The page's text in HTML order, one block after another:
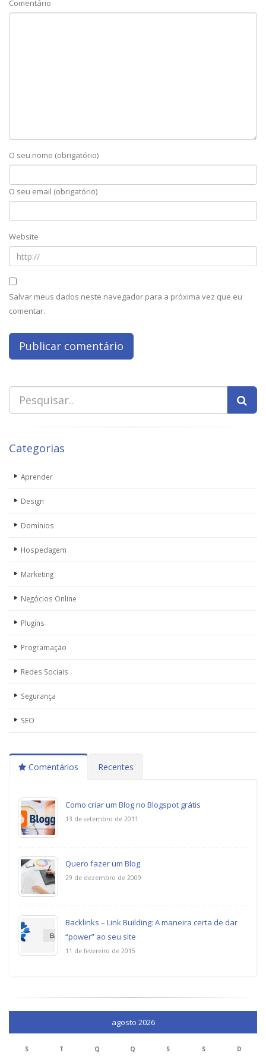
Comentário
O seu nome (obrigatório)
O seu email (obrigatório)
Website
Salvar meus dados neste navegador para a próxima vez que eu
comentar.
Categorias
Aprender
Design
Domínios
Hospedagem
Marketing
Negócios Online
Plugins
Programação
Redes Sociais
Segurança
SEO
Comentários Recentes
Como criar um Blog no Blogspot grátis
13 de setembro de 2011
Quero fazer um Blog
29 de dezembro de 2009
Backlinks – Link Building: A maneira certa de dar
“power” ao seu site
11 de fevereiro de 2015
agosto 2026
S T Q Q S S D